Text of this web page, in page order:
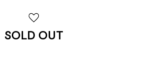
SOLD OUT